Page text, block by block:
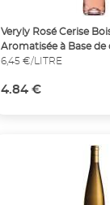
Veryly Rosé Cerise
Aromatisée à Base de
6,45 €/LITRE
4.84 €